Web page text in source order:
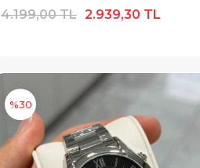
2.939,30 TL
4.199,00 TL
%30